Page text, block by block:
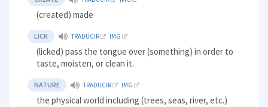
(created) made
LICK TRADUCIR IMG
(licked) pass the tongue over (something) in order to
taste, moisten, or clean it.
NATURE TRADUCIR IMG
the physical world including (trees, seas, river, etc.)